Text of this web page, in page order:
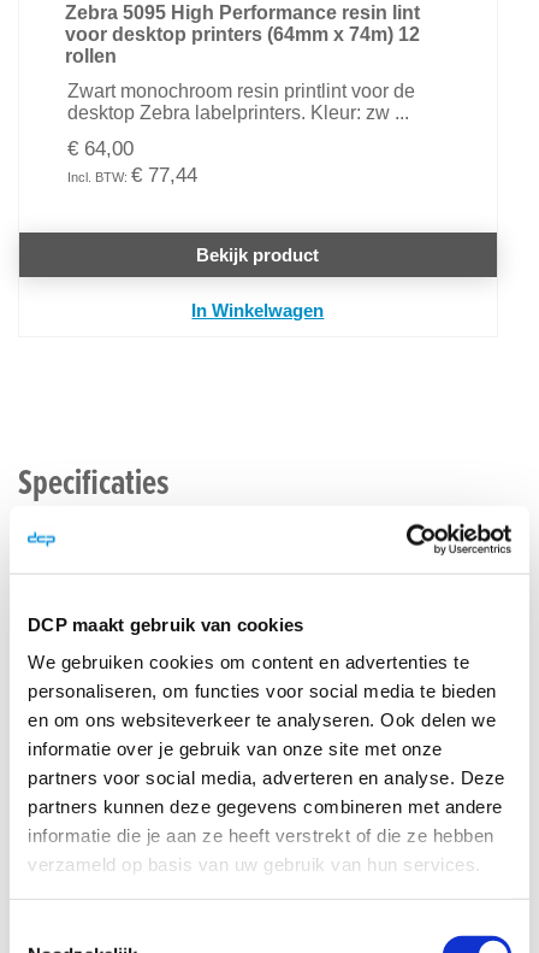
DCP maakt gebruik van cookies
We gebruiken cookies om content en advertenties te
personaliseren, om functies voor social media te bieden
en om ons websiteverkeer te analyseren. Ook delen we
informatie over je gebruik van onze site met onze
partners voor social media, adverteren en analyse. Deze
partners kunnen deze gegevens combineren met andere
informatie die je aan ze heeft verstrekt of die ze hebben
verzameld op basis van uw gebruik van hun services.
Zebra 5095 High Performance resin lint
voor desktop printers (64mm x 74m) 12
rollen
Zwart monochroom resin printlint voor de
desktop Zebra labelprinters. Kleur: zw ...
€ 64,00
€ 77,44
Bekijk product
In Winkelwagen
Specificaties
Nicelabel brochure (.pdf - EN)
(.pdf - EN)